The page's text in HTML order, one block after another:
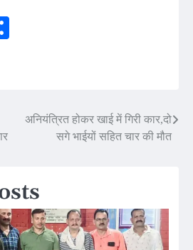
अनियंत्रित होकर खाई में गिरी कार,दो
सगे भाईयों सहित चार की मौत